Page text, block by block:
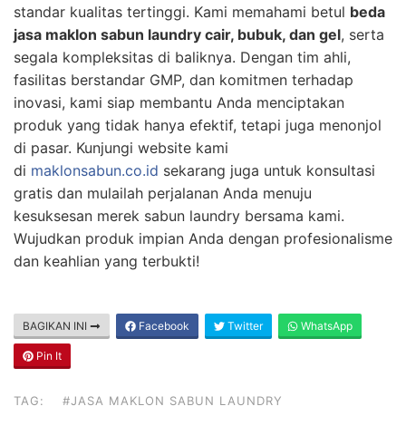
standar kualitas tertinggi. Kami memahami betul beda
jasa maklon sabun laundry cair, bubuk, dan gel, serta
segala kompleksitas di baliknya. Dengan tim ahli,
fasilitas berstandar GMP, dan komitmen terhadap
inovasi, kami siap membantu Anda menciptakan
produk yang tidak hanya efektif, tetapi juga menonjol
di pasar. Kunjungi website kami
di maklonsabun.co.id sekarang juga untuk konsultasi
gratis dan mulailah perjalanan Anda menuju
kesuksesan merek sabun laundry bersama kami.
Wujudkan produk impian Anda dengan profesionalisme
dan keahlian yang terbukti!
BAGIKAN INI Facebook Twitter WhatsApp
Pin It
TAG: #JASA MAKLON SABUN LAUNDRY